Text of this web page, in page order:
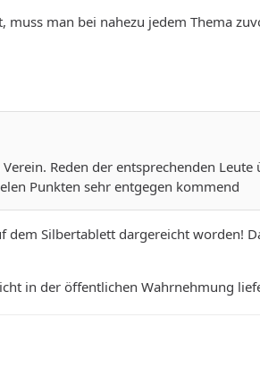
man bei nahezu jedem Thema
Reden der entsprechenden
Punkten sehr entgegen kommend
Silbertablett dargereicht worden!
in der öffentlichen Wahrnehmung